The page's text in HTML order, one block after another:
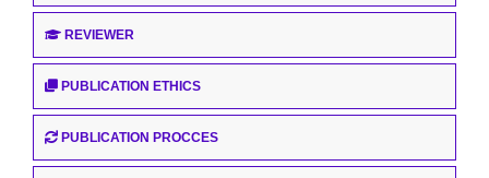
REVIEWER
PUBLICATION ETHICS
PUBLICATION PROCCES